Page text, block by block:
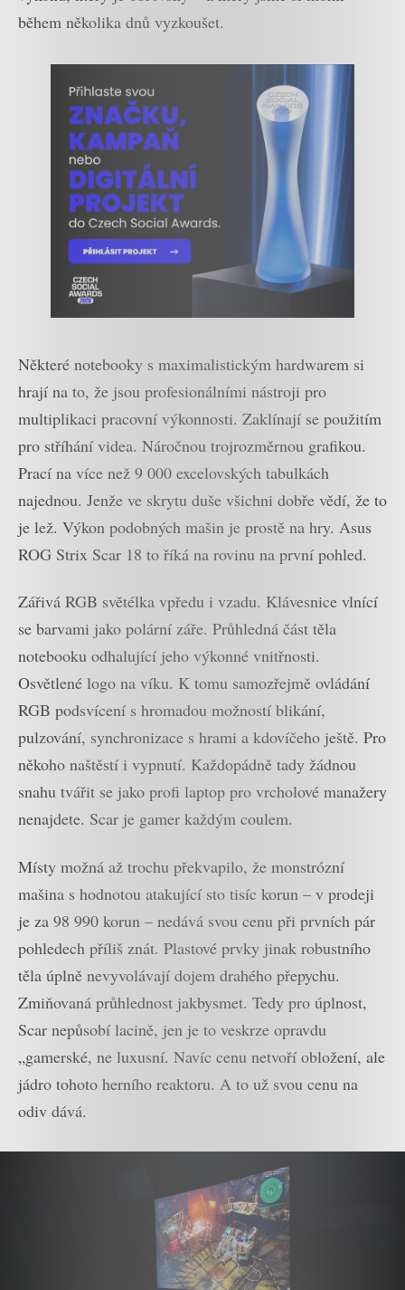
během několika dnů vyzkoušet.
Některé notebooky s maximalistickým hardwarem si
hrají na to, že jsou profesionálními nástroji pro
multiplikaci pracovní výkonnosti. Zaklínají se použitím
pro stříhání videa. Náročnou trojrozměrnou grafikou.
Prací na více než 9 000 excelovských tabulkách
najednou. Jenže ve skrytu duše všichni dobře vědí, že to
je lež. Výkon podobných mašin je prostě na hry. Asus
ROG Strix Scar 18 to říká na rovinu na první pohled.
Zářivá RGB světélka vpředu i vzadu. Klávesnice vlnící
se barvami jako polární záře. Průhledná část těla
notebooku odhalující jeho výkonné vnitřnosti.
Osvětlené logo na víku. K tomu samozřejmě ovládání
RGB podsvícení s hromadou možností blikání,
pulzování, synchronizace s hrami a kdovíčeho ještě. Pro
někoho naštěstí i vypnutí. Každopádně tady žádnou
snahu tvářit se jako profi laptop pro vrcholové manažery
nenajdete. Scar je gamer každým coulem.
Místy možná až trochu překvapilo, že monstrózní
mašina s hodnotou atakující sto tisíc korun – v prodeji
je za 98 990 korun – nedává svou cenu při prvních pár
pohledech příliš znát. Plastové prvky jinak robustního
těla úplně nevyvolávají dojem drahého přepychu.
Zmiňovaná průhlednost jakbysmet. Tedy pro úplnost,
Scar nepůsobí lacině, jen je to veskrze opravdu
„gamerské, ne luxusní. Navíc cenu netvoří obložení, ale
jádro tohoto herního reaktoru. A to už svou cenu na
odiv dává.